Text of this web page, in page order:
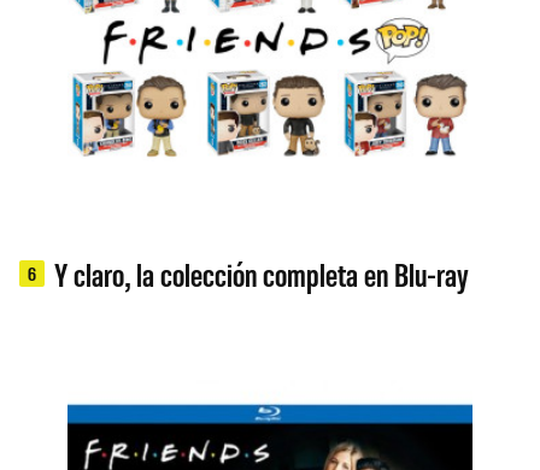
6 Y claro, la colección completa en Blu-ray